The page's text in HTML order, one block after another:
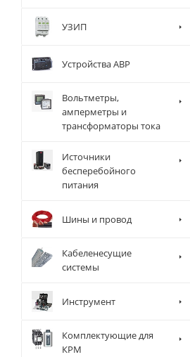
УЗИП
Устройства АВР
Вольтметры,
амперметры и
трансформаторы тока
Источники
бесперебойного
питания
Шины и провод
Кабеленесущие
системы
Инструмент
Комплектующие для
КРМ